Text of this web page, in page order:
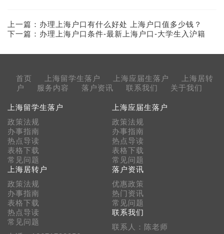
上一篇： 办理上海户口有什么好处 上海户口值多少钱？
下一篇： 办理上海户口条件-最新上海户口-大学生入沪籍
首页 上海留学生落户 上海应届生落户
上海居转
户
服务内容 落户资讯 联系我们 关于我们
上海留学生落户
政策法规
办事指南
热点导读
表格下载
常见问题
上海应届生落户
政策法规
办事指南
热点导读
表格下载
常见问题
上海居转户
政策法规
办事指南
表格下载
热点导读
常见问题
落户资讯
优惠政策
热门资讯
常见问题
联系我们
联系人：陈老师